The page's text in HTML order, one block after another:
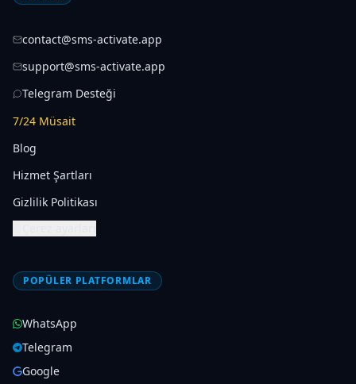
contact@sms-activate.app
support@sms-activate.app
Telegram Desteği
7/24 Müsait
Blog
Hizmet Şartları
Gizlilik Politikası
POPÜLER PLATFORMLAR
WhatsApp
Telegram
Google